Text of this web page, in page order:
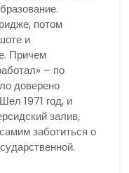
потом
и
Причем
– по
доверено
1971 год, и
залив,
заботиться о